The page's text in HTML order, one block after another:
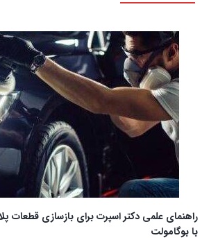
راهنمای علمی دکتر اسپرت برای بازسازی قطعات
با بوگامولت